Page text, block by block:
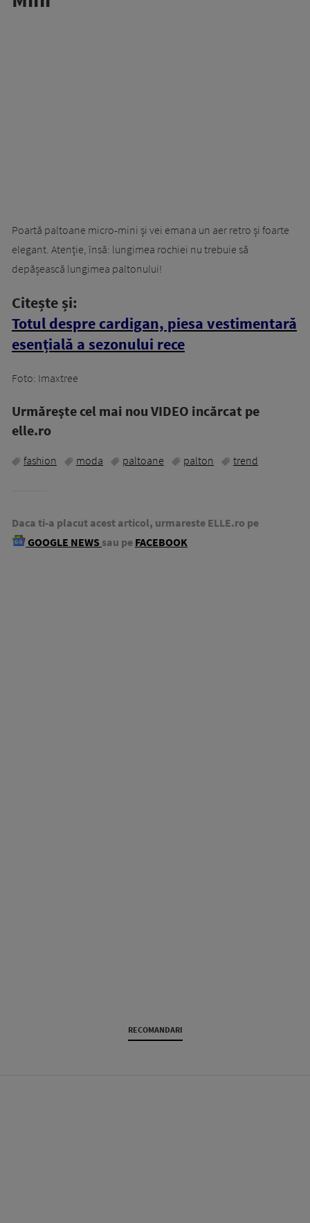
Poartă paltoane micro-mini și vei emana un aer retro și foarte
elegant. Atenție, însă: lungimea rochiei nu trebuie să
depășească lungimea paltonului!
Citește și:
Totul despre cardigan, piesa vestimentară
esențială a sezonului rece
Foto: Imaxtree
Urmăreşte cel mai nou VIDEO incărcat pe
elle.ro
fashion moda paltoane palton trend
Daca ti-a placut acest articol, urmareste ELLE.ro pe
GOOGLE NEWS sau pe FACEBOOK
RECOMANDARI